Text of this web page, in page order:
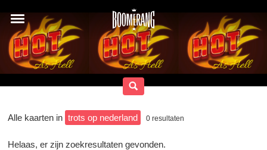
Alle kaarten in trots op nederland 0 resultaten
Helaas, er zijn zoekresultaten gevonden.